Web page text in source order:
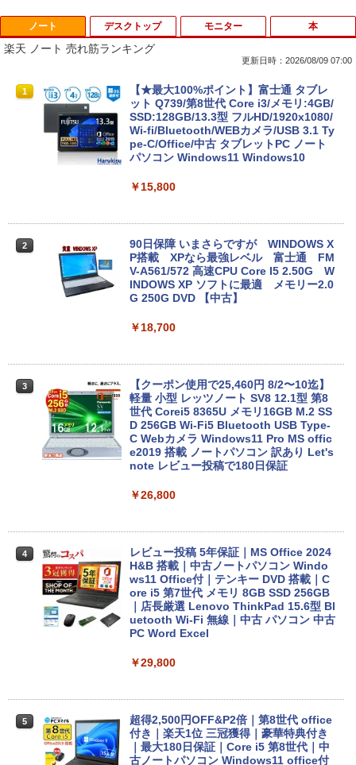
ノート
楽天 ノート 売れ筋ランキング
更新日時：2026/08/09 07:00
1
【★最大100%ポイント】富士通 タブレ
ット Q739/第8世代 Core i3/メモリ:4GB/
SSD:128GB/13.3型 フルHD/1920x1080/
Wi-fi/Bluetooth/WEBカメラ/USB 3.1 Ty
pe-C/Office/中古 タブレットPC ノート
パソコン Windows11 Windows10
￥15,800
2
90日保障 いまさらですが WINDOWS X
P搭載 XPなら最強レベル 富士通 FM
V-A561/572 高速CPU Core I5 2.50G W
INDOWS XP ソフトに最適 メモリー2.0
G 250G DVD 【中古】
￥18,700
3
【クーポン使用で25,460円 8/2〜10迄】
軽量 小型 レッツノート SV8 12.1型 第8
世代 Corei5 8365U メモリ16GB M.2 SS
D 256GB Wi-Fi5 Bluetooth USB Type-
C Webカメラ Windows11 Pro MS offic
e2019 搭載 ノートパソコン 訳あり Let's
note レビュー投稿で180日保証
￥26,800
4
レビュー投稿 5年保証｜MS Office 2024
H&B 搭載｜中古ノートパソコン Windo
ws11 Office付｜テンキー DVD 搭載｜C
ore i5 第7世代 メモリ 8GB SSD 256GB
｜店長厳選 Lenovo ThinkPad 15.6型 Bl
uetooth Wi-Fi 無線｜中古 パソコン 中古
PC Word Excel
￥29,800
5
超得2,500円OFF&P2倍｜第8世代 office
付き｜楽天1位 三冠獲得｜豪華特典付き
｜最大180日保証｜Core i5 第8世代｜中
古ノートパソコン Windows11 office付
デスクトップ モニター 本